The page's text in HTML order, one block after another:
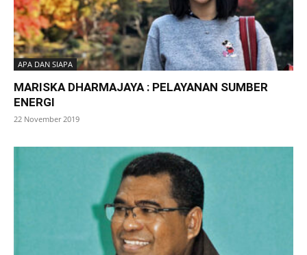
APA DAN SIAPA
MARISKA DHARMAJAYA : PELAYANAN SUMBER
ENERGI
22 November 2019